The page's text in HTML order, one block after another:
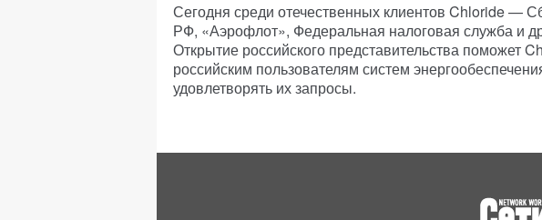
Сегодня среди отечественных клиентов Chloride —
РФ, «Аэрофлот», Федеральная налоговая служба и
Открытие российского представительства поможет
российским пользователям систем
удовлетворять их запросы.